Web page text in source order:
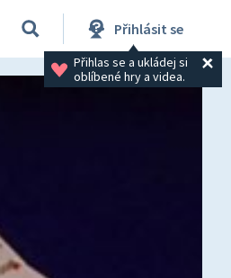
Přihlásit se
Přihlas se a ukládej si
oblíbené hry a videa.